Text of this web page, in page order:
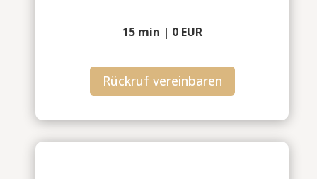
15 min | 0 EUR
Rückruf vereinbaren